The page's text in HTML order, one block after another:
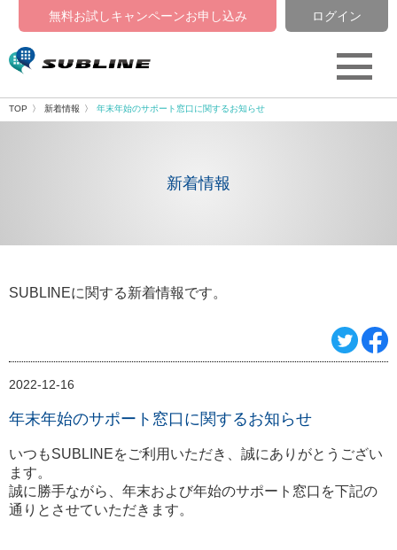
無料お試しキャンペーンお申し込み ログイン
TOP 新着情報 年末年始のサポート窓口に関するお知らせ
新着情報
SUBLINEに関する新着情報です。
2022-12-16
年末年始のサポート窓口に関するお知らせ
いつもSUBLINEをご利用いただき、誠にありがとうござい
ます。
誠に勝手ながら、年末および年始のサポート窓口を下記の
通りとさせていただきます。